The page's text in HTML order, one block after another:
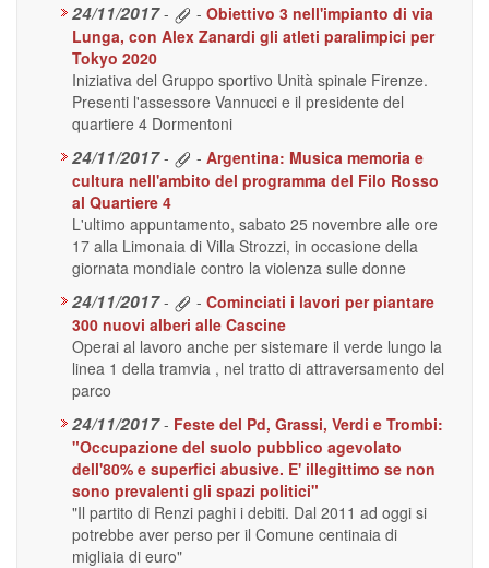
24/11/2017 - - Obiettivo 3 nell'impianto di via
Lunga, con Alex Zanardi gli atleti paralimpici per
Tokyo 2020
Iniziativa del Gruppo sportivo Unità spinale Firenze.
Presenti l'assessore Vannucci e il presidente del
quartiere 4 Dormentoni
24/11/2017 - - Argentina: Musica memoria e
cultura nell'ambito del programma del Filo Rosso
al Quartiere 4
L'ultimo appuntamento, sabato 25 novembre alle ore
17 alla Limonaia di Villa Strozzi, in occasione della
giornata mondiale contro la violenza sulle donne
24/11/2017 - - Cominciati i lavori per piantare
300 nuovi alberi alle Cascine
Operai al lavoro anche per sistemare il verde lungo la
linea 1 della tramvia , nel tratto di attraversamento del
parco
24/11/2017 - Feste del Pd, Grassi, Verdi e Trombi:
"Occupazione del suolo pubblico agevolato
dell'80% e superfici abusive. E' illegittimo se non
sono prevalenti gli spazi politici"
"Il partito di Renzi paghi i debiti. Dal 2011 ad oggi si
potrebbe aver perso per il Comune centinaia di
migliaia di euro"